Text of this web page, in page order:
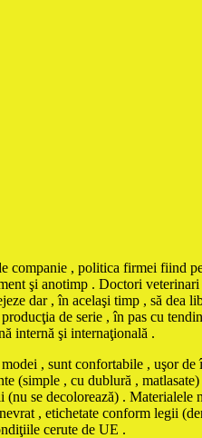
companie , politica firmei fiind
şi anotimp . Doctori
dar , în acelaşi timp , să dea
de serie , în pas cu
internă şi internaţională .
, sunt confortabile , uşor de
(simple , cu dublură ,
se decolorează) .
, etichetate conform legii
cerute de UE .